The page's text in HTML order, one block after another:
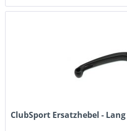
ClubSport Ersatzhebel - Lang